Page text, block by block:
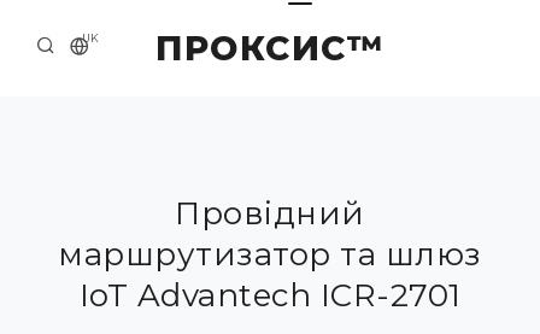
ПРОКСИС™
UK
ПРИКЛАДИ ТА РІШЕННЯ
КАТАЛОГ ПРОДУКЦІЇ
Провідний
маршрутизатор та шлюз
IoT Advantech ICR-2701